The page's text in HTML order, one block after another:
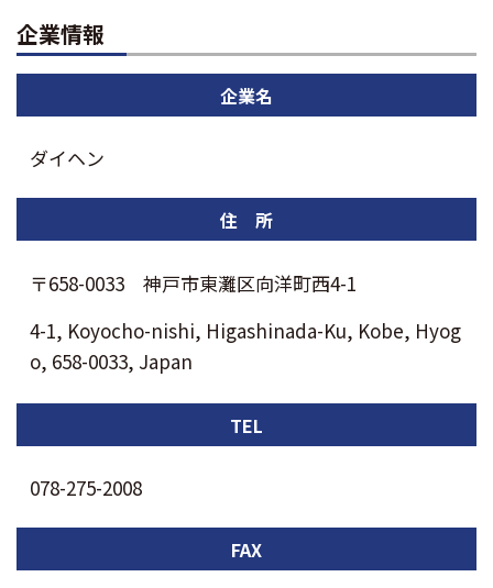
企業情報
企業名
ダイヘン
住 所
〒658-0033 神戸市東灘区向洋町西4-1
4-1, Koyocho-nishi, Higashinada-Ku, Kobe, Hyog
o, 658-0033, Japan
TEL
078-275-2008
FAX